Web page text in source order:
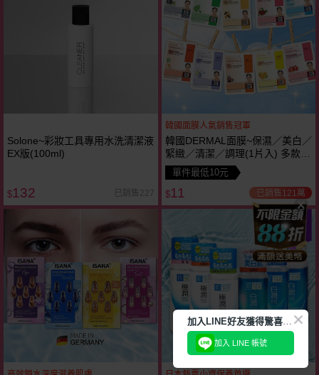
Solone~彩妝工具專用水洗清潔液
EX版(100ml)
$132 已銷售227
韓國面膜人氣銷售冠軍
韓國DERMAL面膜~保濕／美白／
緊緻／清潔／調理(1片入) 多款可
選 ~人氣冠軍
單件最低10元
$11 已銷售121萬
瘋殺
29折
加
入LINE好友獲得驚喜折扣!
加入 LINE 帳號